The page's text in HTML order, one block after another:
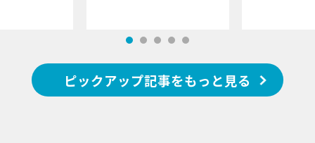
ピックアップ記事をもっと見る